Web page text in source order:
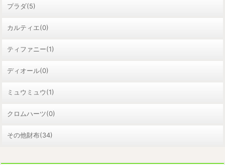
プラダ(5)
カルティエ(0)
ティファニー(1)
ディオール(0)
ミュウミュウ(1)
クロムハーツ(0)
その他財布(34)